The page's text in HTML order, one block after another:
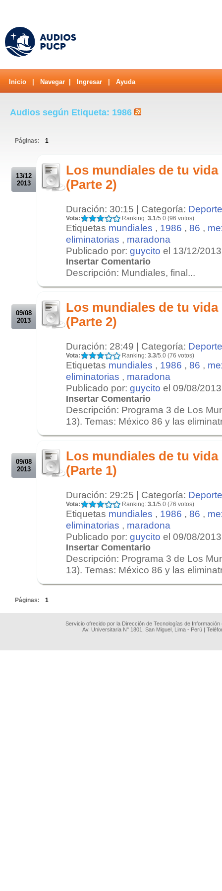
Inicio Navegar Ingresar Ayuda
Audios según Etiqueta: 1986
Páginas: 1
13/12
2013
Los mundiales de tu vida
(Parte 2)
Duración: 30:15 | Categoría:
Vota: Ranking: 3.1/5.0 (96 votos)
Etiquetas mundiales , 1986 , 86 ,
eliminatorias , maradona
Publicado por: guycito el 13/12/2013
Insertar Comentario
Descripción: Mundiales, final...
09/08
2013
Los mundiales de tu vida
(Parte 2)
Duración: 28:49 | Categoría:
Vota: Ranking: 3.3/5.0 (76 votos)
Etiquetas mundiales , 1986 , 86 ,
eliminatorias , maradona
Publicado por: guycito el 09/08/2013
Insertar Comentario
Descripción: Programa 3 de Los
13). Temas: México 86 y las
09/08
2013
Los mundiales de tu vida
(Parte 1)
Duración: 29:25 | Categoría:
Vota: Ranking: 3.1/5.0 (76 votos)
Etiquetas mundiales , 1986 , 86 ,
eliminatorias , maradona
Publicado por: guycito el 09/08/2013
Insertar Comentario
Descripción: Programa 3 de Los
13). Temas: México 86 y las
Páginas: 1
Servicio ofrecido por la Dirección de Tecnologías de
Av. Universitaria N° 1801, San Miguel, Lima - Perú |